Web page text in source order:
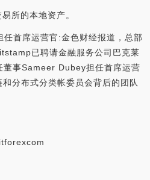
所的本地资产。
首席运营官:金色财经报道，总部
已聘请金融服务公司巴克莱
董事Sameer Dubey担任首席运营
分布式分类帐委员会背后的团队